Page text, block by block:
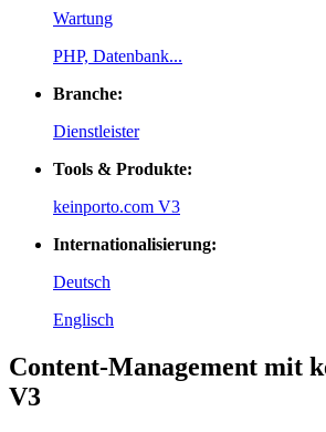
Wartung
PHP, Datenbank...
Branche:
Dienstleister
Tools & Produkte:
keinporto.com V3
Internationalisierung:
Deutsch
Englisch
Content-Management mit
V3